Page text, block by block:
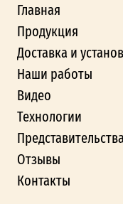
Главная
Продукция
Доставка и
Наши работы
Видео
Технологии
Представительства
Отзывы
Контакты